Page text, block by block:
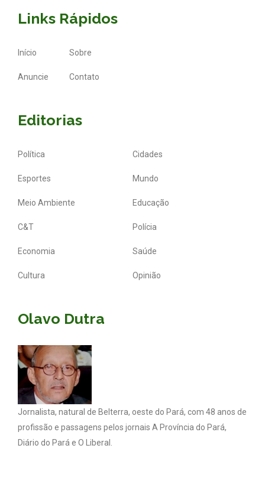
Links Rápidos
Início Sobre
Anuncie Contato
Editorias
Política Cidades
Esportes Mundo
Meio Ambiente Educação
C&T Polícia
Economia Saúde
Cultura Opinião
Olavo Dutra
Jornalista, natural de Belterra, oeste do Pará, com 48 anos de
profissão e passagens pelos jornais A Província do Pará,
Diário do Pará e O Liberal.